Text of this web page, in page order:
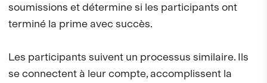
soumissions et détermine si les participants ont
terminé la prime avec succès.
Les participants suivent un processus similaire. Ils
se connectent à leur compte, accomplissent la